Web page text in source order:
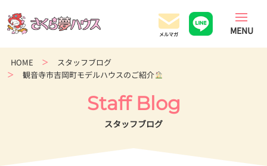
の
超
ロ
コ
ス
住
HOME
スタッフブログ
観音寺市吉岡町モデルハウスのご紹介
Staff Blog
スタッフブログ